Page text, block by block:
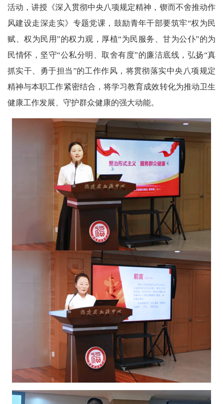
活动，讲授《深入贯彻中央八项规定精神，锲而不舍推动作
风建设走深走实》专题党课，鼓励青年干部要筑牢“权为民
赋、权为民用”的权力观，厚植“为民服务、甘为公仆”的为
民情怀，坚守“公私分明、取舍有度”的廉洁底线，弘扬“真
抓实干、勇于担当”的工作作风，将贯彻落实中央八项规定
精神与本职工作紧密结合，将学习教育成效转化为推动卫生
健康工作发展、守护群众健康的强大动能。